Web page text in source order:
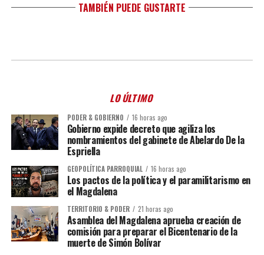
TAMBIÉN PUEDE GUSTARTE
LO ÚLTIMO
PODER & GOBIERNO 16 horas ago
Gobierno expide decreto que agiliza los
nombramientos del gabinete de Abelardo De la
Espriella
GEOPOLÍTICA PARROQUIAL 16 horas ago
Los pactos de la política y el paramilitarismo en
el Magdalena
TERRITORIO & PODER 21 horas ago
Asamblea del Magdalena aprueba creación de
comisión para preparar el Bicentenario de la
muerte de Simón Bolívar